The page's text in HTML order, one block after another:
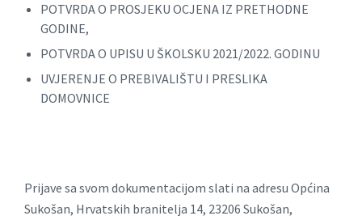
POTVRDA O PROSJEKU OCJENA IZ PRETHODNE
GODINE,
POTVRDA O UPISU U ŠKOLSKU 2021/2022. GODINU
UVJERENJE O PREBIVALIŠTU I PRESLIKA
DOMOVNICE
Prijave sa svom dokumentacijom slati na adresu Općina
Sukošan, Hrvatskih branitelja 14, 23206 Sukošan,